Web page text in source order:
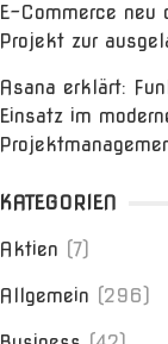
E-Commerce neu
Projekt zur
Asana erklärt:
Einsatz im
KATEGORIEN
Aktien (7)
Allgemein (296)